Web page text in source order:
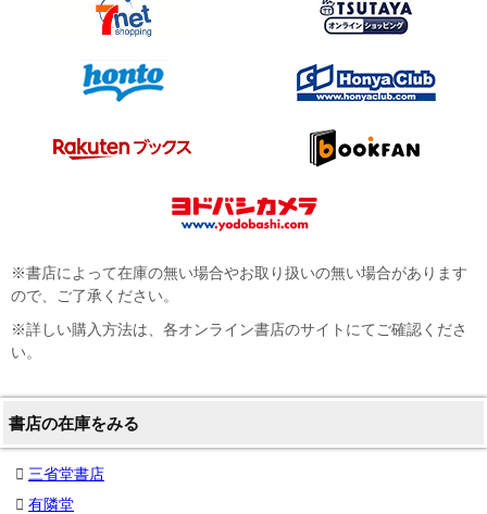
※書店によって在庫の無い場合やお取り扱いの無い場合があります
ので、ご了承ください。
※詳しい購入方法は、各オンライン書店のサイトにてご確認くださ
い。
書店の在庫をみる
三省堂書店
有隣堂